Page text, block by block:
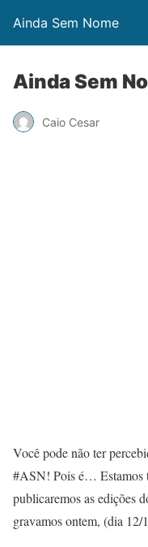
Ainda Sem Nome
Ainda Sem
Caio Cesar
Você pode não ter
#ASN! Pois é… Estamos
publicaremos as edições
gravamos ontem, (dia